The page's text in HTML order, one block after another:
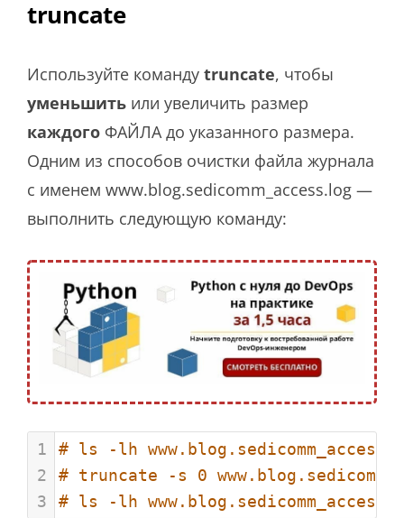
truncate
Используйте команду truncate, чтобы
уменьшить или увеличить размер
каждого ФАЙЛА до указанного размера.
Одним из способов очистки файла журнала
с именем www.blog.sedicomm_access.log —
выполнить следующую команду:
1
# ls -lh
2
# truncate -s 0
3
# ls -lh